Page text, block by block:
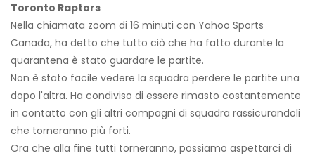
Toronto Raptors
Nella chiamata zoom di 16 minuti con Yahoo Sports
Canada, ha detto che tutto ciò che ha fatto durante la
quarantena è stato guardare le partite.
Non è stato facile vedere la squadra perdere le partite una
dopo l'altra. Ha condiviso di essere rimasto costantemente
in contatto con gli altri compagni di squadra rassicurandoli
che torneranno più forti.
Ora che alla fine tutti torneranno, possiamo aspettarci di